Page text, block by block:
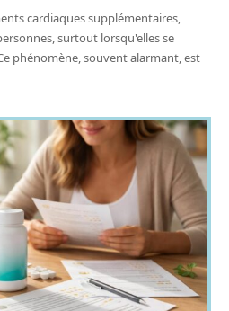
cardiaques supplémentaires,
surtout lorsqu'elles se
phénomène, souvent alarmant, est